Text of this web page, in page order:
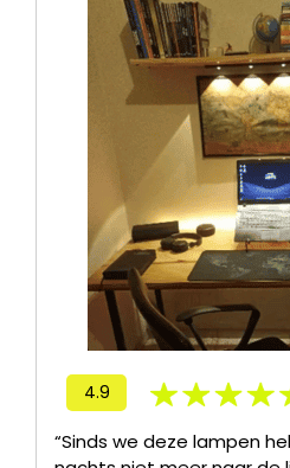
4.9
“Sinds we deze lampen